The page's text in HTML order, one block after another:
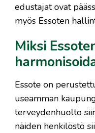
edustajat ovat
myös Essoten
Miksi
Essote on
useamman
terveydenhuolto
näiden henkilöstö